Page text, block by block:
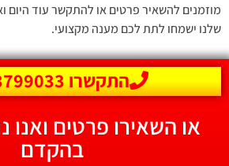
מוזמנים להשאיר פרטים או להתקשר עוד היום
שלנו ישמחו לתת לכם מענה מקצועי.
התקשרו 072-3799033
או השאירו פרטים ואנו
בהקדם